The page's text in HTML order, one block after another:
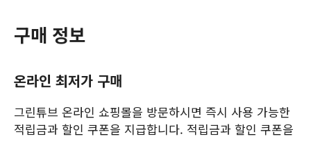
구매 정보
온라인 최저가 구매
그린튜브 온라인 쇼핑몰을 방문하시면 즉시 사용 가능한
적립금과 할인 쿠폰을 지급합니다. 적립금과 할인 쿠폰을